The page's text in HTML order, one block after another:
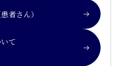
者さん）
て